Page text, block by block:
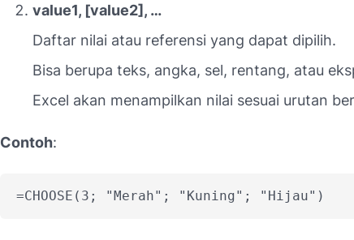
value1, [value2], …
Daftar nilai atau referensi yang dapat dipilih.
Bisa berupa teks, angka, sel, rentang, atau
Excel akan menampilkan nilai sesuai urutan
Contoh:
=CHOOSE(3; "Merah"; "Kuning"; "Hijau")